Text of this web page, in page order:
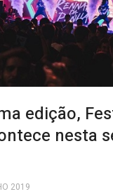
edição,
nesta
2019